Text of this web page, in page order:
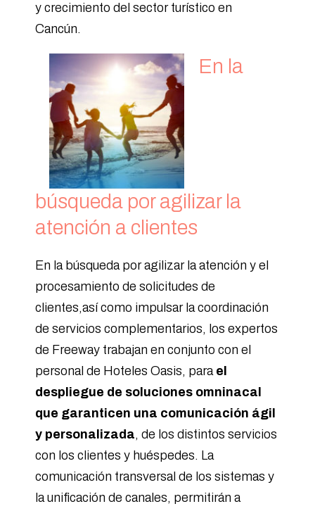
y crecimiento del sector turístico en
Cancún.
En la
búsqueda por agilizar la
atención a clientes
En la búsqueda por agilizar la atención y el
procesamiento de solicitudes de
clientes,así como impulsar la coordinación
de servicios complementarios, los expertos
de Freeway trabajan en conjunto con el
personal de Hoteles Oasis, para el
despliegue de soluciones omninacal
que garanticen una comunicación ágil
y personalizada, de los distintos servicios
con los clientes y huéspedes. La
comunicación transversal de los sistemas y
la unificación de canales, permitirán a